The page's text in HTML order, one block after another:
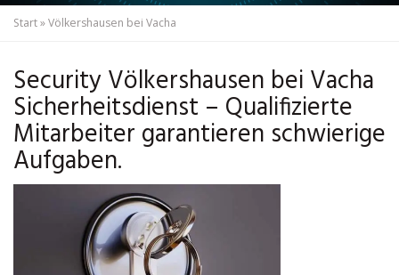
Start»Völkershausen bei Vacha
Security Völkershausen bei Vacha
Sicherheitsdienst – Qualifizierte
Mitarbeiter garantieren schwierige
Aufgaben.